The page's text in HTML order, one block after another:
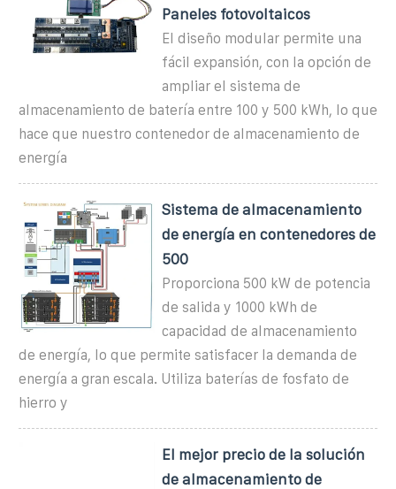
Paneles fotovoltaicos
El diseño modular permite una
fácil expansión, con la opción de
ampliar el sistema de
almacenamiento de batería entre 100 y 500 kWh, lo que
hace que nuestro contenedor de almacenamiento de
energía
Sistema de almacenamiento
de energía en contenedores de
500
Proporciona 500 kW de potencia
de salida y 1000 kWh de
capacidad de almacenamiento
de energía, lo que permite satisfacer la demanda de
energía a gran escala. Utiliza baterías de fosfato de
hierro y
El mejor precio de la solución
de almacenamiento de